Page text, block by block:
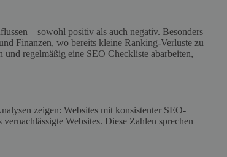
– sowohl positiv als auch negativ. Besonders
Finanzen, wo bereits kleine Ranking-Verluste zu
regelmäßig eine SEO Checkliste abarbeiten,
zeigen: Websites mit konsistenter SEO-
Websites. Diese Zahlen sprechen